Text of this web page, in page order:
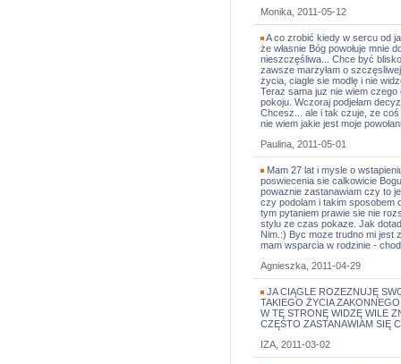
Monika, 2011-05-12
A co zrobić kiedy w sercu od
że własnie Bóg powołuje mnie
nieszczęśliwa... Chce być
zawsze marzyłam o
życia, ciagle sie modlę i nie
Teraz sama juz nie wiem
pokoju. Wczoraj podjełam
Chcesz... ale i tak czuje, ze
nie wiem jakie jest moje
Paulina, 2011-05-01
Mam 27 lat i mysle o
poswiecenia sie calkowicie
powaznie zastanawiam czy to
czy podolam i takim sposobem
tym pytaniem prawie sie nie
stylu ze czas pokaze. Jak
Nim.:) Byc moze trudno mi jest
mam wsparcia w rodzinie -
Agnieszka, 2011-04-29
JA CIĄGLE ROZEZNUJĘ
TAKIEGO ŻYCIA
W TĘ STRONĘ WIDZĘ WILE
CZĘSTO ZASTANAWIAM SIĘ
IZA, 2011-03-02